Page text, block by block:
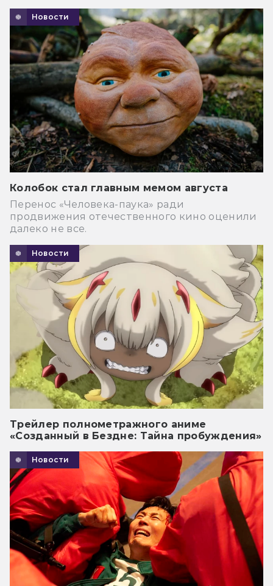
Новости
Колобок стал главным мемом августа
Перенос «Человека-паука» ради
продвижения отечественного кино оценили
далеко не все.
Новости
Трейлер полнометражного аниме
«Созданный в Бездне: Тайна пробуждения»
Новости